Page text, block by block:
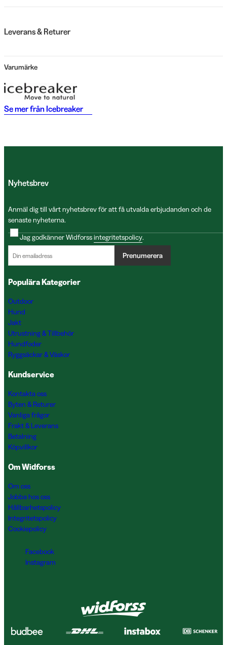
Leverans & Returer
Varumärke
Se mer från Icebreaker
Nyhetsbrev
Anmäl dig till vårt nyhetsbrev för att få utvalda erbjudanden och de
senaste nyheterna.
Jag godkänner Widforssintegritetspolicy.
Prenumerera
Populära Kategorier
Outdoor
Hund
Jakt
Utrustning & Tillbehör
Hundfoder
Ryggsäckar & Väskor
Kundservice
Kontakta oss
Byten & Returer
Vanliga frågor
Frakt & Leverans
Betalning
Köpvillkor
Om Widforss
Om oss
Jobba hos oss
Hållbarhetspolicy
Integritetspolicy
Cookiepolicy
Facebook
Instagram